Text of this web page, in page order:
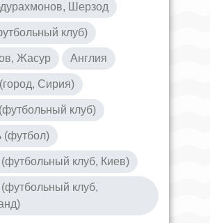
Шерзод
клуб)
Жасур Англия
Сирия)
клуб)
(футбол)
клуб, Киев)
клуб,